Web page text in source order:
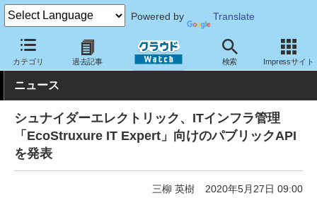
Powered by Translate
カテゴリ 過去記事 検索 Impressサイト
クラウド Watch サービス・ソフト ソフトウェア 運用・監視
ニュース
シュナイダーエレクトリック、ITインフラ管理
「EcoStruxure IT Expert」向けのパブリックAPI
を発表
三柳 英樹 2020年5月27日 09:00